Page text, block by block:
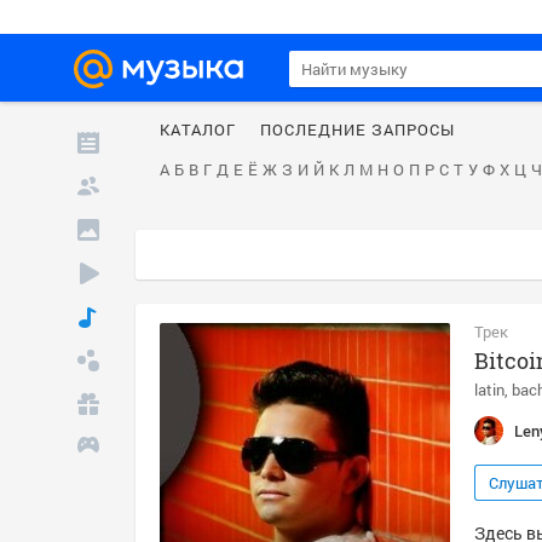
КАТАЛОГ
ПОСЛЕДНИЕ ЗАПРОСЫ
А Б В Г Д Е Ё Ж З И Й К Л М Н О П Р С Т У Ф Х Ц Ч
Трек
latin
Здесь